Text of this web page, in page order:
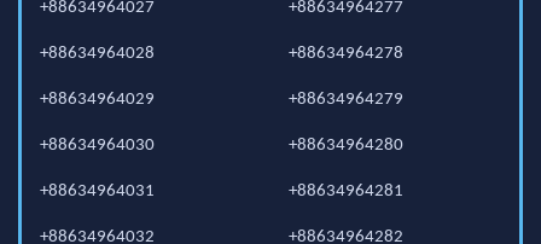
+88634964027
+88634964028
+88634964029
+88634964030
+88634964031
+88634964032
+88634964277
+88634964278
+88634964279
+88634964280
+88634964281
+88634964282